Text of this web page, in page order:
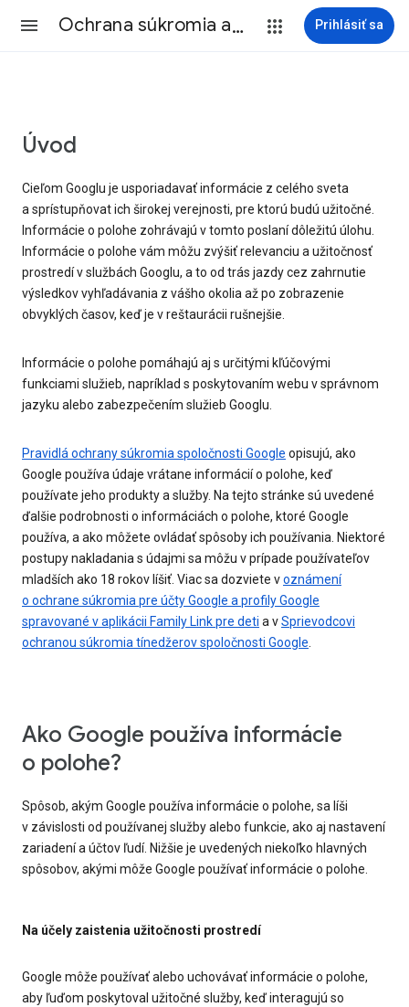
Ochrana súkromia a Zmluvné podmienky Prihlásiť sa
Úvod
Cieľom Googlu je usporiadavať informácie z celého sveta
a sprístupňovat ich širokej verejnosti, pre ktorú budú užitočné.
Informácie o polohe zohrávajú v tomto poslaní dôležitú úlohu.
Informácie o polohe vám môžu zvýšiť relevanciu a užitočnosť
prostredí v službách Googlu, a to od trás jazdy cez zahrnutie
výsledkov vyhľadávania z vášho okolia až po zobrazenie
obvyklých časov, keď je v reštaurácii rušnejšie.
Informácie o polohe pomáhajú aj s určitými kľúčovými
funkciami služieb, napríklad s poskytovaním webu v správnom
jazyku alebo zabezpečením služieb Googlu.
Pravidlá ochrany súkromia spoločnosti Google opisujú, ako
Google používa údaje vrátane informácií o polohe, keď
používate jeho produkty a služby. Na tejto stránke sú uvedené
ďalšie podrobnosti o informáciách o polohe, ktoré Google
používa, a ako môžete ovládať spôsoby ich používania. Niektoré
postupy nakladania s údajmi sa môžu v prípade používateľov
mladších ako 18 rokov líšiť. Viac sa dozviete voznámení
o ochrane súkromia pre účty Google a profily Google
spravované v aplikácii Family Link pre deti a vSprievodcovi
ochranou súkromia tínedžerov spoločnosti Google
Ako Google používa informácie
o polohe?
Spôsob, akým Google používa informácie o polohe, sa líši
v závislosti od používanej služby alebo funkcie, ako aj nastavení
zariadení a účtov ľudí. Nižšie je uvedených niekoľko hlavných
spôsobov, akými môže Google používať informácie o polohe.
Na účely zaistenia užitočnosti prostredí
Google môže používať alebo uchovávať informácie o polohe,
aby ľuďom poskytoval užitočné služby, keď interagujú so